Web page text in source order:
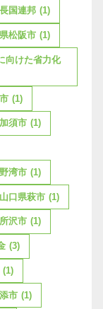
国連邦 (1)
松阪市 (1)
向けた省力化
(1)
加須市 (1)
湾市 (1)
山口県萩市 (1)
所沢市 (1)
(3)
(1)
市 (1)